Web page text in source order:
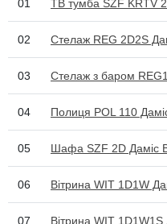
01 ТВ тумба SZF KRTV
02 Стелаж REG 2D2S
03 Стелаж з баром
04 Полиця POL 110
05 Шафа SZF 2D Даміс
06 Вітрина WIT 1D1W
07 Вітрина WIT